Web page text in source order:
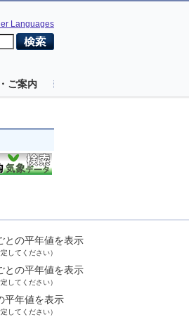
Languages
ご案内
との平年値を表示
してください）
との平年値を表示
してください）
平年値を表示
してください）